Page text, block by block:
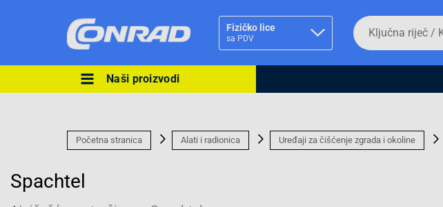
Fizičko lice
sa PDV
Ova postavka prilagođava asortiman proizvoda i
Da
biste
potražili
proizvod,
broj,
EAN
ili
Naši proizvodi
Početna stranica Alati i radionica Uređaji za čišćenje zgrada i okoline
Spachtel